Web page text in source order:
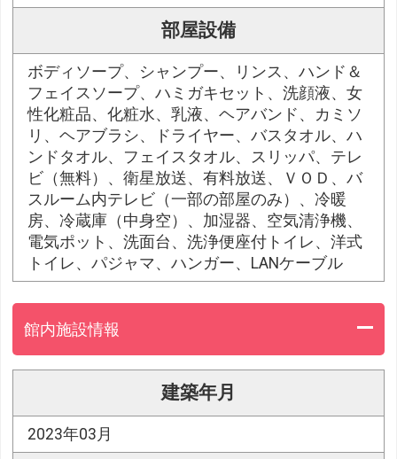
部屋設備
ボディソープ、シャンプー、リンス、ハンド＆
フェイスソープ、ハミガキセット、洗顔液、女
性化粧品、化粧水、乳液、ヘアバンド、カミソ
リ、ヘアブラシ、ドライヤー、バスタオル、ハ
ンドタオル、フェイスタオル、スリッパ、テレ
ビ（無料）、衛星放送、有料放送、ＶＯＤ、バ
スルーム内テレビ（一部の部屋のみ）、冷暖
房、冷蔵庫（中身空）、加湿器、空気清浄機、
電気ポット、洗面台、洗浄便座付トイレ、洋式
トイレ、パジャマ、ハンガー、LANケーブル
館内施設情報
建築年月
2023年03月